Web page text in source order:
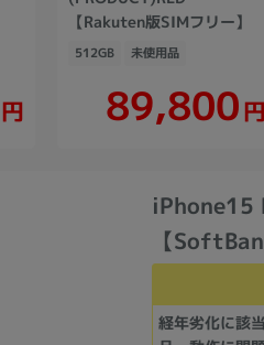
円
【Rakuten版SIMフリー】
512GB 未使用品
89,800円
iPhone15
【
経年劣化に該